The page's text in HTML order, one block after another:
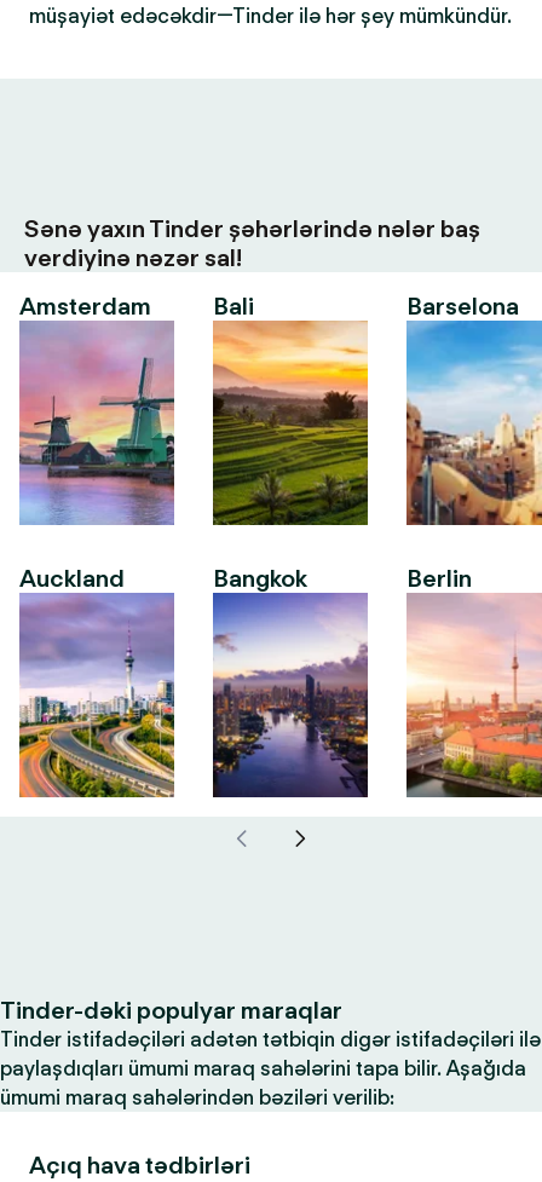
müşayiət edəcəkdir—Tinder ilə hər şey mümkündür.
Sənə yaxın Tinder şəhərlərində nələr baş
verdiyinə nəzər sal!
Amsterdam
Auckland
Bali
Bangkok
Barselona
Berlin
Tinder-dəki populyar maraqlar
Tinder istifadəçiləri adətən tətbiqin digər istifadəçiləri ilə
paylaşdıqları ümumi maraq sahələrini tapa bilir. Aşağıda
ümumi maraq sahələrindən bəziləri verilib:
Açıq hava tədbirləri